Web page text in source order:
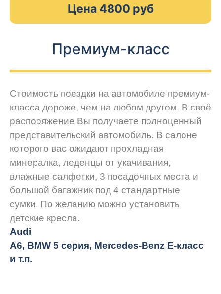
Цена 4800 руб
Премиум-класс
Стоимость поездки на автомобиле премиум-
класса дороже, чем на любом другом. В своё
распоряжение Вы получаете полноценный
представительский автомобиль. В салоне
которого вас ожидают прохладная
минералка, леденцы от укачивания,
влажные салфетки, 3 посадочных места и
большой багажник под 4 стандартные
сумки. По желанию можно установить
детские кресла.
Audi
A6, BMW 5 серия, Mercedes-Benz E-класс
и т.п.